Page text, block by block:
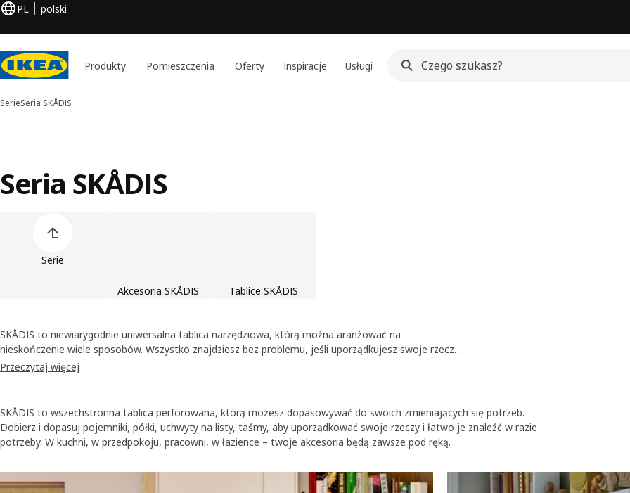
PL polski
Produkty Pomieszczenia Oferty Inspiracje Usługi
SerieSeria SKÅDIS
Seria SKÅDIS
Serie
Akcesoria SKÅDIS Tablice SKÅDIS
SKÅDIS to niewiarygodnie uniwersalna tablica narzędziowa, którą można aranżować na
nieskończenie wiele sposobów. Wszystko znajdziesz bez problemu, jeśli uporządkujesz swoje rzeczy
w pojemnikach, na półkach, w uchwytach oraz za pomocą elastycznych sznurków. Taka tablica
Przeczytaj więcej
SKÅDIS to wszechstronna tablica perforowana, którą możesz dopasowywać do swoich zmieniających się potrzeb.
Dobierz i dopasuj pojemniki, półki, uchwyty na listy, taśmy, aby uporządkować swoje rzeczy i łatwo je znaleźć w razie
potrzeby. W kuchni, w przedpokoju, pracowni, w łazience – twoje akcesoria będą zawsze pod ręką.